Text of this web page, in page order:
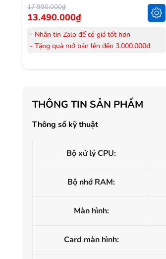
17.990.000₫
13.490.000₫
- Nhắn tin Zalo để có giá tốt hơn
- Tặng quà mở bán lên đến 3.000.000đ
- Cam kết hàng mới 100%.
Hồ Chí Minh
- Bảo hành 24 tháng chính hãng
THÔNG TIN SẢN PHẨM
Thông số kỹ thuật
Bộ xử lý CPU:
Bộ nhớ RAM:
Màn hình:
Card màn hình: